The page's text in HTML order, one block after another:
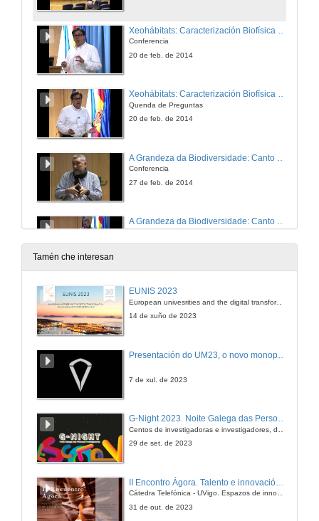
Conferencia
20 de feb. de 2014
Xeohábitats: Caracterización Biofísica dos Hábitats Bentónicos
Quenda de Preguntas
20 de feb. de 2014
Conferencia
27 de feb. de 2014
A Grandeza da Biodiversidade: Canto máis coñecemos máis queda por coñecer!
27 de feb. de 2014
Conferencia
Presentación de Diego Moldes Moreira
Presentación
Tamén che interesan
EUNIS 2023
European univesrities and the digital transformation: challenges and opportunities ahead
14 de xuño de 2023
7 de xul. de 2023
G-Night 2023. Noite Galega das Persoas Investigadoras. Conciencias creativas
29 de set. de 2023
Cátedra Telefónica - UVigo. Espazos de innovación
31 de out. de 2023